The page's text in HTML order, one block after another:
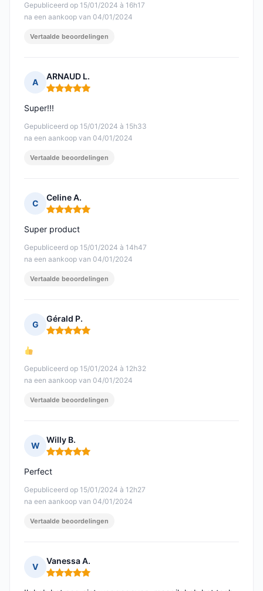
Gepubliceerd op 15/01/2024 à 16h17
na een aankoop van 04/01/2024
Vertaalde beoordelingen
A
ARNAUD L.
Opmerking: 5 van 5
Gepubliceerd op 15/01/2024 à 15h33
na een aankoop van 04/01/2024
Super!!!
Vertaalde beoordelingen
C
Celine A.
Opmerking: 5 van 5
Gepubliceerd op 15/01/2024 à 14h47
na een aankoop van 04/01/2024
Super product
Vertaalde beoordelingen
G
Gérald P.
Opmerking: 5 van 5
Gepubliceerd op 15/01/2024 à 12h32
na een aankoop van 04/01/2024
Vertaalde beoordelingen
W
Willy B.
Opmerking: 5 van 5
Gepubliceerd op 15/01/2024 à 12h27
na een aankoop van 04/01/2024
Perfect
Vertaalde beoordelingen
V
Vanessa A.
Opmerking: 5 van 5